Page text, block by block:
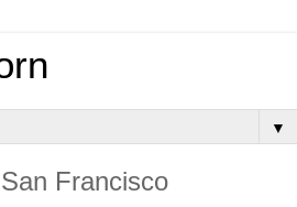
▼
Francisco